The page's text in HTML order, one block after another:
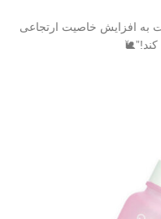
به افزایش خاصیت ارتجاعی